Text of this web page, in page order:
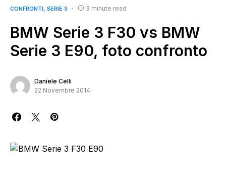
CONFRONTI SERIE 3 3 minute read
BMW Serie 3 F30 vs BMW
Serie 3 E90, foto confronto
Daniele Celli
22 Novembre 2014